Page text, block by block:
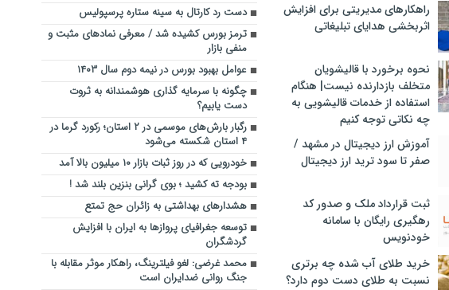
راهکارهای مدیریتی برای افزایش
اثربخشی هدایای تبلیغاتی
نحوه برخورد با قالیشویان
متخلف بازدارنده نیست| هنگام
استفاده از خدمات قالیشویی به
چه نکاتی توجه کنیم
آموزش ارز دیجیتال در مشهد /
صفر تا سود ترید ارز دیجیتال
ثبت قرارداد ملک و صدور کد
رهگیری رایگان با سامانه
خودنویس
خرید طلای آب شده چه برتری
نسبت به طلای دست دوم دارد؟
دست رد کارتال به سینه ستاره پرسپولیس
ترمز بورس کشیده شد / معرفی نمادهای مثبت و
منفی بازار
عوامل بهبود بورس در نیمه دوم سال ۱۴۰۳
چگونه با سرمایه گذاری هوشمندانه به ثروت
دست یابیم؟
رگبار بارش‌های موسمی در ۲ استان؛ رکورد گرما در
۴ استان شکسته می‌شود
خودرویی که در روز ثبات بازار ۱۰ میلیون بالا آمد
بودجه ته کشید ؛ بوی گرانی بنزین بلند شد !
هشدارهای بهداشتی به زائران حج تمتع
توسعه جغرافیای پروازها به ایران با افزایش
گردشگران
محمد غرضی: لغو فیلترینگ، راهکار موثر مقابله با
جنگ روانی ضدایران است